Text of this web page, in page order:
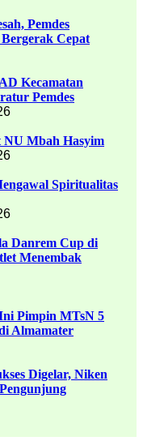
Pemdes
Cepat
Kecamatan
Pemdes
NU Mbah Hasyim
Spiritualitas
Danrem Cup di
Menembak
Pimpin MTsN 5
Almamater
Digelar, Niken